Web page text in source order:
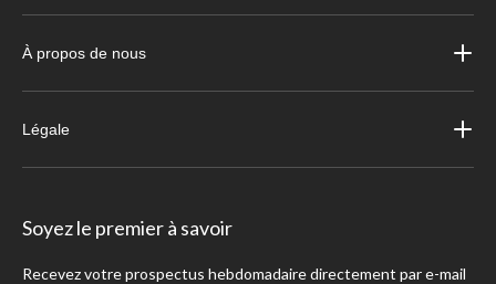
À propos de nous
Légale
Soyez le premier à savoir
Recevez votre prospectus hebdomadaire directement par e-mail